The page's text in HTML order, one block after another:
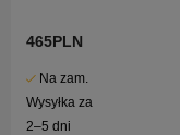
465PLN
Na zam.
Wysyłka za
2–5 dni